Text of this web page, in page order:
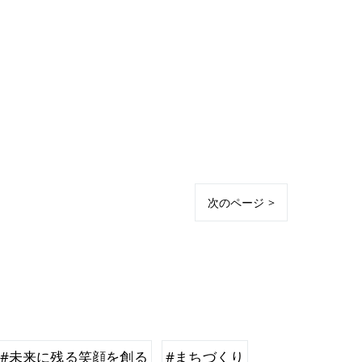
次のページ >
#未来に残る笑顔を創る #まちづくり